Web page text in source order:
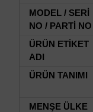
MODEL / SERİ
NO / PARTİ NO
ÜRÜN ETİKET
ADI
ÜRÜN TANIMI
MENŞE ÜLKE